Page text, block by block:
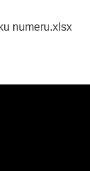
numeru.xlsx